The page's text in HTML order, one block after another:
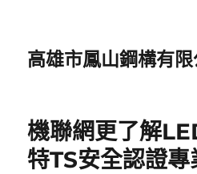
高雄市鳳山鋼構有限
機聯網更了解
特TS安全認證